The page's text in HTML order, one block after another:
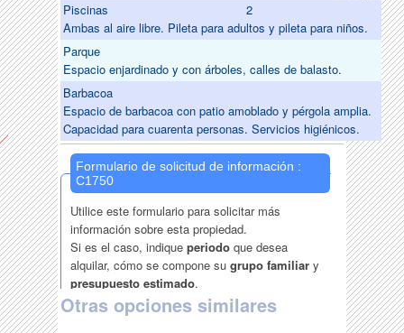
Piscinas
2
Ambas al aire libre. Pileta para adultos y pileta para niños.
Parque
Espacio enjardinado y con árboles, calles de balasto.
Barbacoa
Espacio de barbacoa con patio amoblado y pérgola amplia.
Capacidad para cuarenta personas. Servicios higiénicos.
Otras opciones similares